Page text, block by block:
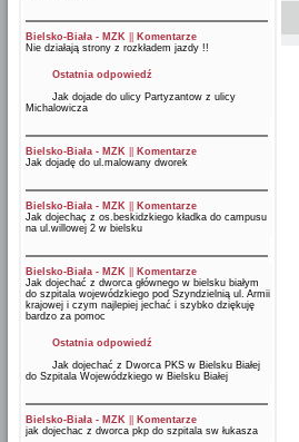
Bielsko-Biała - MZK
Komentarze
Nie działają strony z rozkładem jazdy !!
Ostatnia odpowiedź
Jak dojade do ulicy Partyzantow z ulicy
Michalowicza
Bielsko-Biała - MZK
Komentarze
Jak dojadę do ul.malowany dworek
Bielsko-Biała - MZK
Komentarze
Jak dojechaç z os.beskidzkiego kładka do campusu
na ul.willowej 2 w bielsku
Bielsko-Biała - MZK
Komentarze
Jak dojechać z dworca głównego w bielsku białym
do szpitala wojewódzkiego pod Szyndzielnią ul. Armii
krajowej i czym najlepiej jechać i szybko dziękuję
bardzo za pomoc
Ostatnia odpowiedź
Jak dojechać z Dworca PKS w Bielsku Białej
do Szpitala Wojewódzkiego w Bielsku Białej
Bielsko-Biała - MZK
Komentarze
jak dojechac z dworca pkp do szpitala sw łukasza